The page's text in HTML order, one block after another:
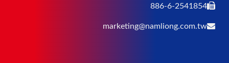
886-6-2541854
marketing@namliong.com.tw